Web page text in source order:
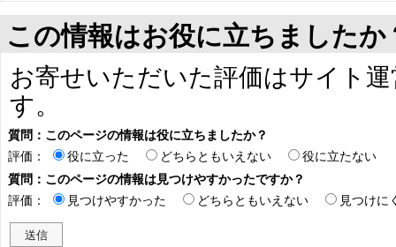
この情報はお役に立ちましたか
お寄せいただいた評価はサイト
す。
質問：このページの情報は役に立ちましたか？
評価：
役に立った どちらともいえない
役に立たない
質問：このページの情報は見つけやすかったですか？
評価：
見つけやすかった どちらともいえない 見つけに